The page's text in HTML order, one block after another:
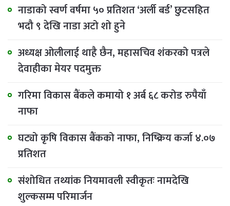
नाडाको स्वर्ण वर्षमा ५० प्रतिशत ‘अर्ली बर्ड’ छुटसहित
भदौ ९ देखि नाडा अटो शो हुने
अध्यक्ष ओलीलाई थाहै छैन, महासचिव शंकरको पत्रले
देवाहीका मेयर पदमुक्त
गरिमा विकास बैंकले कमायो १ अर्ब ६८ करोड रुपैयाँ
नाफा
घट्यो कृषि विकास बैंकको नाफा, निष्क्रिय कर्जा ४.०७
प्रतिशत
संशोधित तथ्यांक नियमावली स्वीकृतः नामदेखि
शुल्कसम्म परिमार्जन